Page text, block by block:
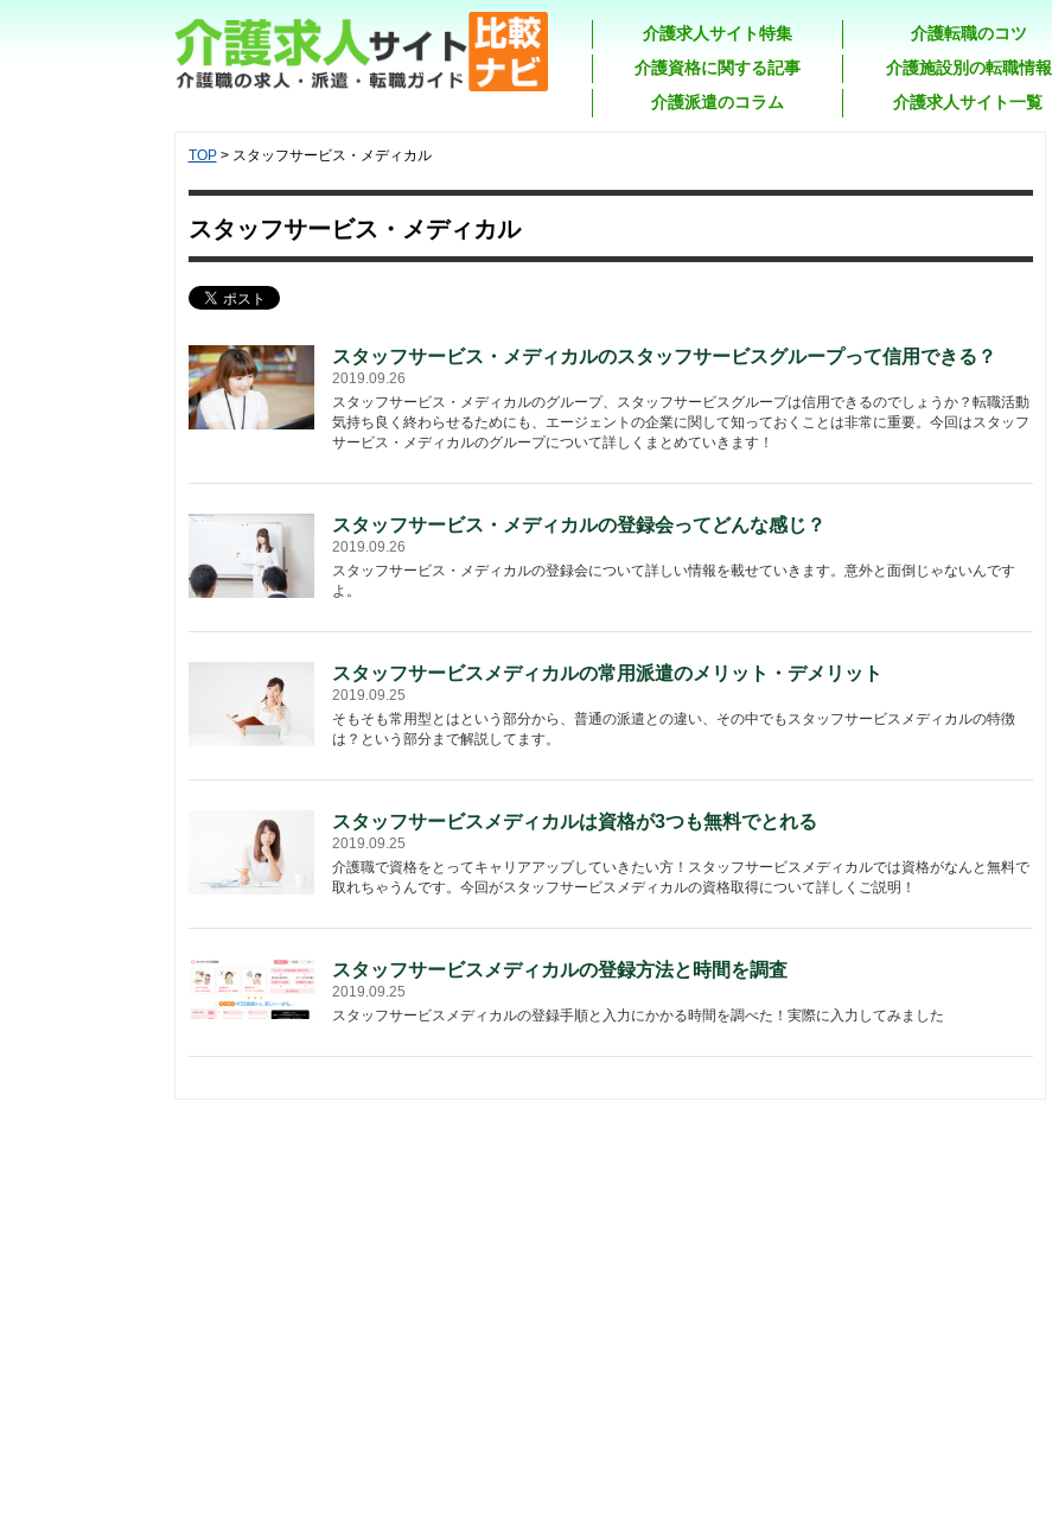
介護求人サイト特集 介護転職のコツ
介護資格に関する記事
介護施設別の転職情報
介護派遣のコラム
介護求人サイト一覧
TOP> スタッフサービス・メディカル
スタッフサービス・メディカル
スタッフサービス・メディカルのスタッフサービスグループって信用できる？
2019.09.26
スタッフサービス・メディカルのグループ、スタッフサービスグループは信用できるのでしょうか？転職活動
気持ち良く終わらせるためにも、エージェントの企業に関して知っておくことは非常に重要。今回はスタッフ
サービス・メディカルのグループについて詳しくまとめていきます！
スタッフサービス・メディカルの登録会ってどんな感じ？
2019.09.26
スタッフサービス・メディカルの登録会について詳しい情報を載せていきます。意外と面倒じゃないんです
よ。
スタッフサービスメディカルの常用派遣のメリット・デメリット
2019.09.25
そもそも常用型とはという部分から、普通の派遣との違い、その中でもスタッフサービスメディカルの特徴
は？という部分まで解説してます。
スタッフサービスメディカルは資格が3つも無料でとれる
2019.09.25
介護職で資格をとってキャリアアップしていきたい方！スタッフサービスメディカルでは資格がなんと無料で
取れちゃうんです。今回がスタッフサービスメディカルの資格取得について詳しくご説明！
スタッフサービスメディカルの登録方法と時間を調査
2019.09.25
スタッフサービスメディカルの登録手順と入力にかかる時間を調べた！実際に入力してみました